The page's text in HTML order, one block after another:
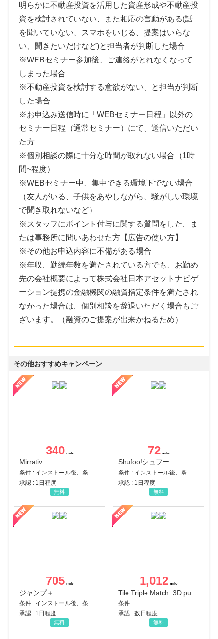
明らかに不動産投資を活用した資産形成や不動産投
資を検討されていない、また相応の言動がある(話
を聞いていない、スマホをいじる、提案はいらな
い、聞きたいだけなど)と担当者が判断した場合
※WEBセミナー参加後、ご連絡がとれなくなって
しまった場合
※不動産投資を検討する意欲がない、と担当が判断
した場合
※お申込み送信時に「WEBセミナー日程」以外の
セミナー日程（通常セミナー）にて、送信いただい
た方
※個別相談の際に十分な時間が取れない場合（1時
間~程度）
※WEBセミナー中、集中できる環境下でない場合
（友人がいる、子供をあやしながら、騒がしい環境
で聞き取れないなど）
※スタッフにポイント付与に関する質問をした、ま
たは事務所に問いあわせた方【広告の使い方】
※その他お申込内容に不備がある場合
※年収、勤続年数を満たされている方でも、お勤め
先の会社概要によって株式会社日本アセットナビゲ
ーション提携の金融機関の融資指定条件を満たされ
なかった場合は、個別相談を辞退いただく場合もご
ざいます。（融資のご提案が出来かねるため）
その他おすすめキャンペーン
340
Mirrativ
条件 : インストール後、条件達成
承認 : 1日程度
無料
72
Shufoo!シュフー
条件 : インストール後、条件達成
承認 : 1日程度
無料
705
ジャンプ＋
承認 : 1日程度
無料
1,012
条件 :
承認 : 数日程度
無料